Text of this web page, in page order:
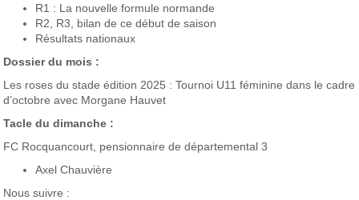
R1 : La nouvelle formule normande
R2, R3, bilan de ce début de saison
Résultats nationaux
Dossier du mois :
Les roses du stade édition 2025 : Tournoi U11 féminine dans le cadre
d’octobre avec Morgane Hauvet
Tacle du dimanche :
FC Rocquancourt, pensionnaire de départemental 3
Axel Chauvière
Nous suivre :